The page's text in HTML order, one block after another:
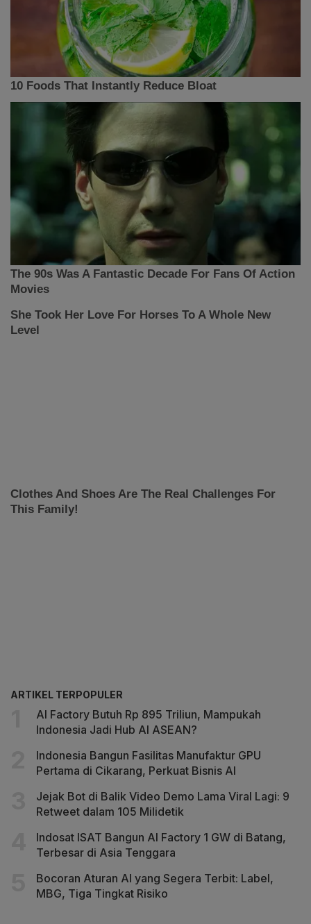
ARTIKEL TERPOPULER
AI Factory Butuh Rp 895 Triliun, Mampukah
Indonesia Jadi Hub AI ASEAN?
Indonesia Bangun Fasilitas Manufaktur GPU
Pertama di Cikarang, Perkuat Bisnis AI
Jejak Bot di Balik Video Demo Lama Viral Lagi: 9
Retweet dalam 105 Milidetik
Indosat ISAT Bangun AI Factory 1 GW di Batang,
Terbesar di Asia Tenggara
Bocoran Aturan AI yang Segera Terbit: Label,
MBG, Tiga Tingkat Risiko